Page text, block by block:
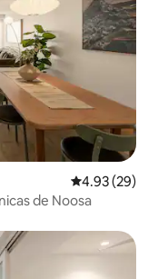
Calificación
4.93 (29)
de Noosa